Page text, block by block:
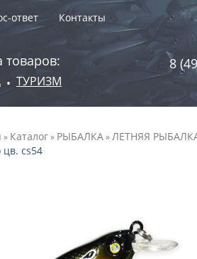
ответ Контакты
товаров:
• ТУРИЗМ
8
» Каталог» РЫБАЛКА»ЛЕТНЯЯ
cs54